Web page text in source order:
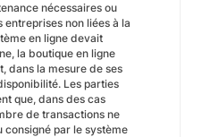
nécessaires ou
non liées à la
en ligne devait
la boutique en ligne
dans la mesure de ses
Les parties
que, dans des cas
de transactions ne
consigné par le système